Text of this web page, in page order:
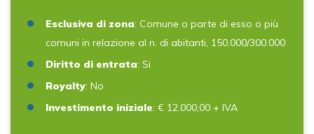
Esclusiva di zona: Comune o parte di esso o più
comuni in relazione al n. di abitanti, 150.000/300.000
Diritto di entrata: Si
Royalty: No
Investimento iniziale: € 12.000,00 + IVA